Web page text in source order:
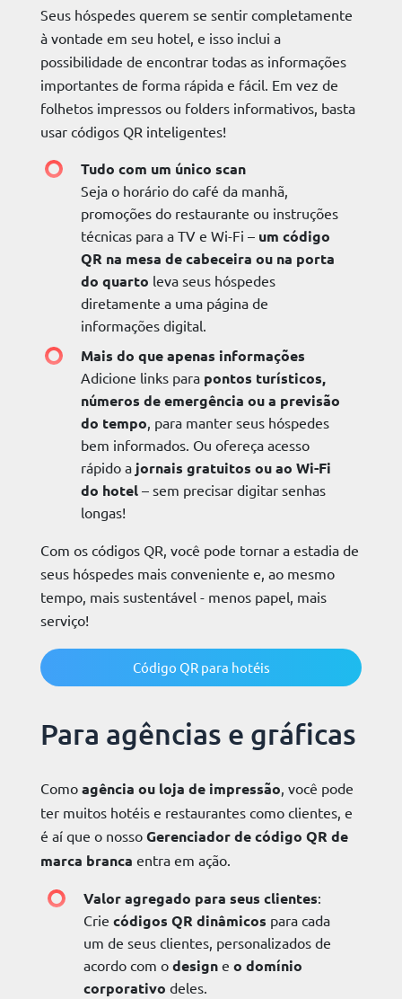
Seus hóspedes querem se sentir completamente
à vontade em seu hotel, e isso inclui a
possibilidade de encontrar todas as informações
importantes de forma rápida e fácil. Em vez de
folhetos impressos ou folders informativos, basta
usar códigos QR inteligentes!
Tudo com um único scan
Seja o horário do café da manhã,
promoções do restaurante ou instruções
técnicas para a TV e Wi-Fi – um código
QR na mesa de cabeceira ou na porta
do quarto leva seus hóspedes
diretamente a uma página de
informações digital.
Mais do que apenas informações
Adicione links para pontos turísticos,
números de emergência ou a previsão
do tempo , para manter seus hóspedes
bem informados. Ou ofereça acesso
rápido a jornais gratuitos ou ao Wi-Fi
do hotel – sem precisar digitar senhas
longas!
Com os códigos QR, você pode tornar a estadia de
seus hóspedes mais conveniente e, ao mesmo
tempo, mais sustentável - menos papel, mais
serviço!
Código QR para hotéis
Para agências e gráficas
Como agência ou loja de impressão , você pode
ter muitos hotéis e restaurantes como clientes, e
é aí que o nosso Gerenciador de código QR de
marca branca entra em ação.
Valor agregado para seus clientes:
Crie códigos QR dinâmicos para cada
um de seus clientes, personalizados de
acordo com o design e o domínio
corporativo deles.